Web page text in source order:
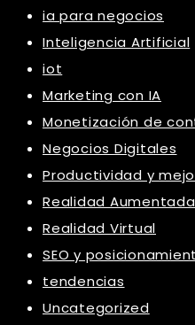
ia para negocios
Inteligencia Artificial
iot
Marketing con IA
Monetización de
Negocios Digitales
Productividad y
Realidad Aumentada
Realidad Virtual
SEO y
tendencias
Uncategorized